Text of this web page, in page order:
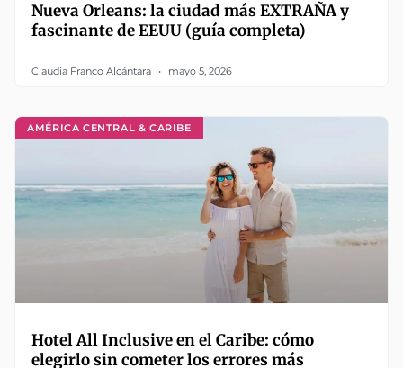
Nueva Orleans: la ciudad más EXTRAÑA y
fascinante de EEUU (guía completa)
Claudia Franco Alcántara mayo 5, 2026
AMÉRICA CENTRAL & CARIBE
Hotel All Inclusive en el Caribe: cómo
elegirlo sin cometer los errores más